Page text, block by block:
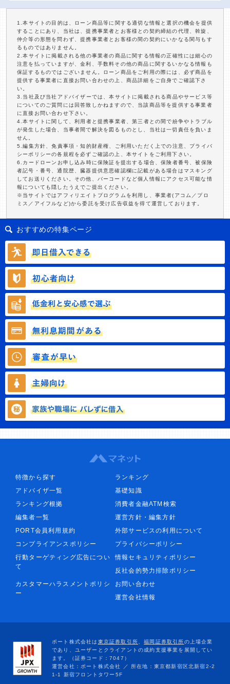
1.本サイトの目的は、ローン商品等に関する適切な情報と選択の機会を提供
することにあり、当社は、提携事業者とお客様との契約締結の代理、斡旋、
仲介等の形態を問わず、提携事業者とお客様の間の契約にいかなる関与もす
るものではありません。
2.本サイトに掲載される他の事業者の商品に関する情報の正確性には細心の
注意を払っていますが、金利、手数料その他の商品に関するいかなる情報も
保証するものではございません。ローン商品をご利用の際には、必ず商品を
提供する事業者に直接お問い合わせの上、商品詳細をご自身でご確認下さ
い。
3.当社及び当社アドバイザーでは、本サイトに掲載される商品やサービス等
についてのご質問には回答致しかねますので、当該商品等を提供する事業者
に直接お問い合わせ下さい。
4.本サイトに関して、利用者と提携事業者、第三者との間で紛争やトラブル
が発生した場合、当事者間で解決を図るものとし、当社は一切責任を負いま
せん。
5.編集方針、免責事項・知的財産権、ご利用いただく上での注意、プライバ
シーポリシーの各規程を必ずご確認の上、本サイトをご利用下さい。
6.カードローンお申し込み時に保険証を提出する場合、保険者番号、被保険
者記号・番号、通院歴、臓器提供意思確認欄に記載がある場合はマスキング
してお送りください。その他、バーコードなど個人情報にアクセス可能な情
報についても隠したうえでご提出ください。
※当サイトではアフィリエイトプログラムを利用し、事業者(アコム／プロ
ミス／アイフルなど)から委託を受け広告収益を得て運営しております。
おすすめの特集ページ
特徴から探す
ランキング
アドバイザ一覧
基礎知識
ランキング根拠
消費者金融ATM検索
編集者一覧
運営方針・編集方針
PORT会員利用規約
外部サービスの利用について
コンプライアンスポリシー
プライバシーポリシー
行動ターゲティング広告につい
て
情報セキュリティポリシー
反社会的勢力排除ポリシー
カスタマーハラスメントポリシ
ー
お問い合わせ
運営会社情報